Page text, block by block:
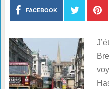
FACEBOOK